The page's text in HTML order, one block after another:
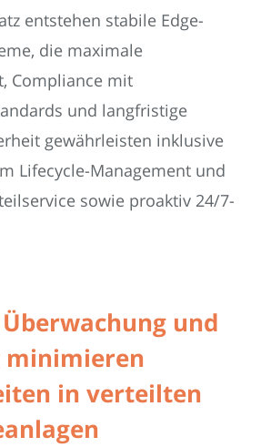
entstehen stabile Edge-
die maximale
Compliance mit
und langfristige
gewährleisten inklusive
Lifecycle-Management und
sowie proaktiv 24/7-
und
minimieren
in verteilten